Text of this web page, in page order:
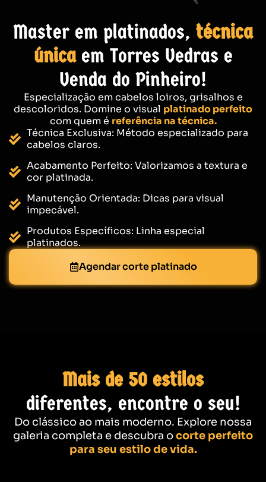
Master em platinados, técnica
únicaem Torres Vedras e
Venda do Pinheiro!
Especialização em cabelos loiros, grisalhos e
descoloridos. Domine o visual platinado perfeito
com quem é referência na técnica.
Técnica Exclusiva: Método especializado para
cabelos claros.
Acabamento Perfeito: Valorizamos a textura e
cor platinada.
Manutenção Orientada: Dicas para visual
impecável.
Produtos Específicos: Linha especial
platinados.
Agendar corte platinado
Mais de 50 estilos
diferentes, encontre o seu!
Do clássico ao mais moderno. Explore nossa
galeria completa e descubra ocorte perfeito
para seu estilo de vida.